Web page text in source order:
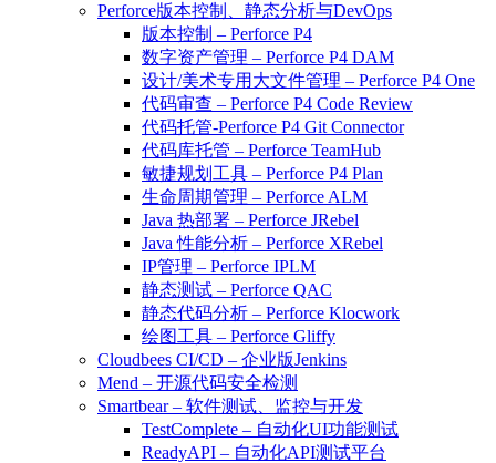
Perforce版本控制、静态分析与DevOps
版本控制 – Perforce P4
数字资产管理 – Perforce P4 DAM
设计/美术专用大文件管理 – Perforce P4 One
代码审查 – Perforce P4 Code Review
代码托管-Perforce P4 Git Connector
代码库托管 – Perforce TeamHub
敏捷规划工具 – Perforce P4 Plan
生命周期管理 – Perforce ALM
Java 热部署 – Perforce JRebel
Java 性能分析 – Perforce XRebel
IP管理 – Perforce IPLM
静态测试 – Perforce QAC
静态代码分析 – Perforce Klocwork
绘图工具 – Perforce Gliffy
Cloudbees CI/CD – 企业版Jenkins
Mend – 开源代码安全检测
Smartbear – 软件测试、监控与开发
TestComplete – 自动化UI功能测试
ReadyAPI – 自动化API测试平台